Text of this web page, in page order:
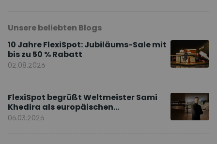
Unsere beliebten Blogs
10 Jahre FlexiSpot: Jubiläums-Sale mit
bis zu 50 % Rabatt
02.08.2026
FlexiSpot begrüßt Weltmeister Sami
Khedira als europäischen
Markenbotschafter
06.03.2026